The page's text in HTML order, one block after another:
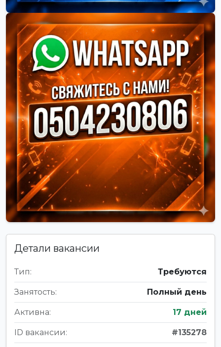
Детали вакансии
Тип: Требуются
Занятость: Полный день
Активна: 17 дней
ID вакансии: #135278